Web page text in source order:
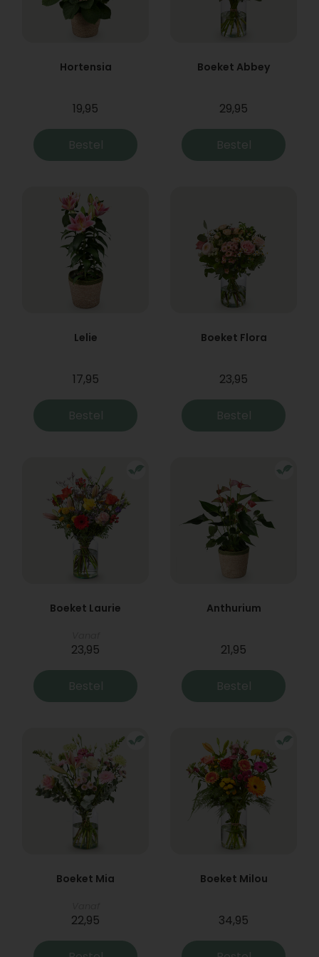
Hortensia
19,95
Bestel
Boeket Abbey
29,95
Bestel
Lelie
17,95
Bestel
Boeket Flora
23,95
Bestel
Boeket Laurie
23,95
Bestel
Anthurium
21,95
Bestel
Boeket Mia
22,95
Boeket Milou
34,95